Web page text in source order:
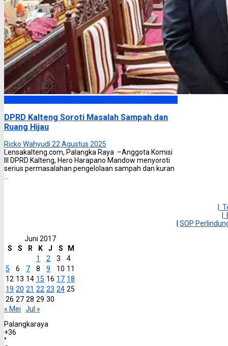
DPRD Kalteng Soroti Masalah Sampah dan
Ruang Hijau
Ricko Wahyudi 22 Agustus 2025
Lensakalteng.com, Palangka Raya –Anggota Komisi
III DPRD Kalteng, Hero Harapano Mandow menyoroti
serius permasalahan pengelolaan sampah dan kuran
|
SOP
Juni 2017
S
S R K J S
M
1
2 3
4
5
6 7 8 9 10 11
12 13 14 15 16 17 18
19 20 21 22 23 24 25
26 27 28 29 30
« Mei
Jul »
Palangkaraya
+36
°